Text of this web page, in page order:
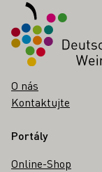
O nás
Kontaktujte
Portály
Online-Shop